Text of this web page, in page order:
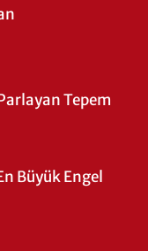
Tepem
Büyük Engel